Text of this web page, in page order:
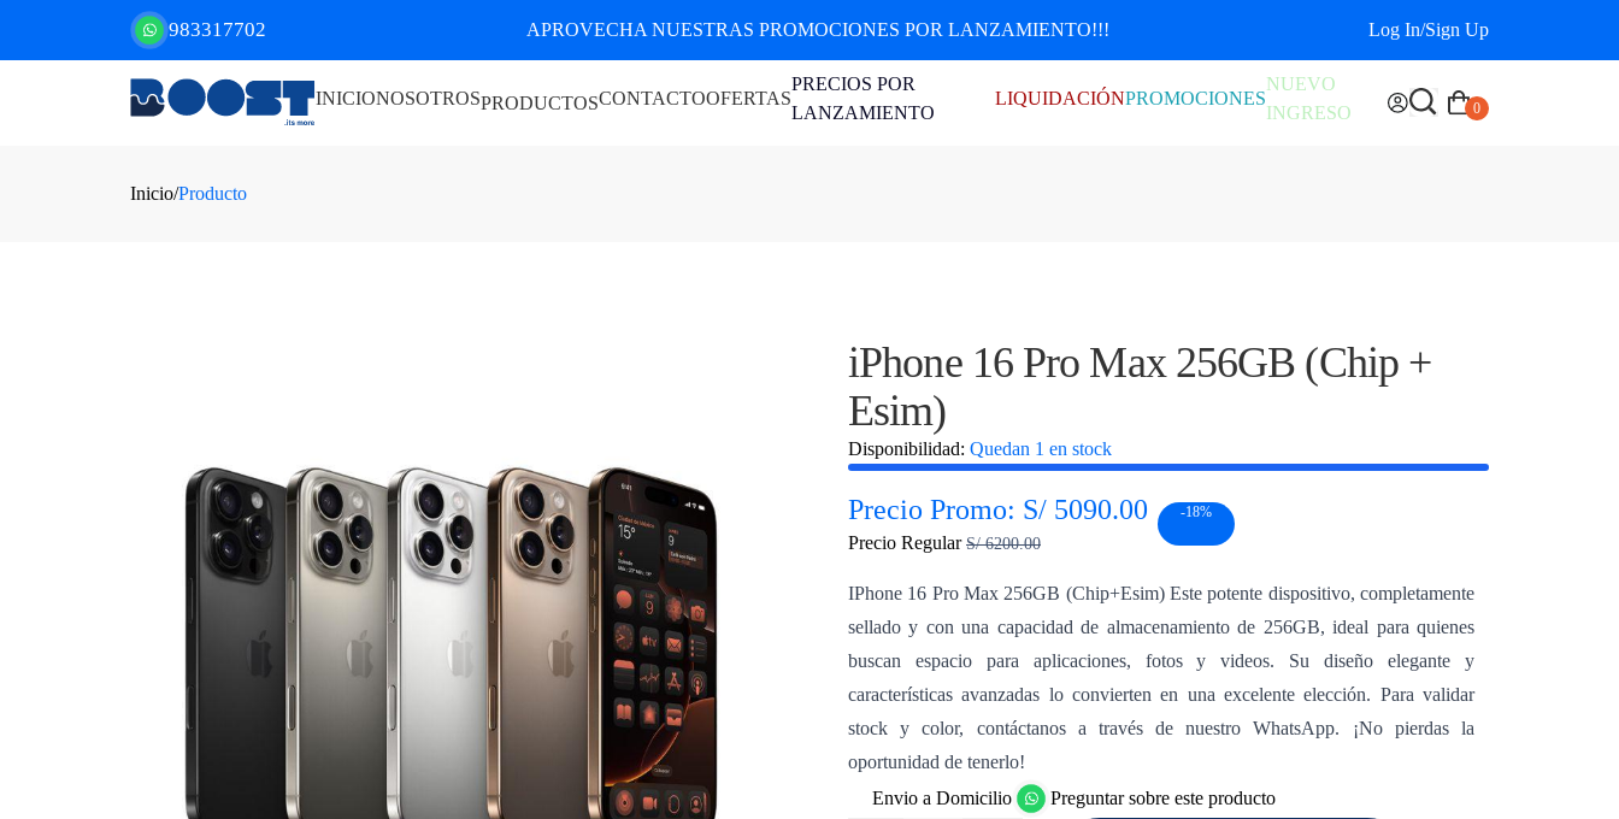
983317702 APROVECHA NUESTRAS PROMOCIONES POR LANZAMIENTO!!! Log In/Sign Up
INICIONOSOTROSPRODUCTOSCONTACTOOFERTAS
PRECIOS POR
LANZAMIENTO
LIQUIDACIÓNPROMOCIONES
NUEVO
INGRESO
0
Inicio/Producto
iPhone 16 Pro Max 256GB (Chip +
Esim)
Disponibilidad: Quedan 1 en stock
Precio Promo: S/ 5090.00
Precio Regular S/ 6200.00
-18%
IPhone 16 Pro Max 256GB (Chip+Esim) Este potente dispositivo, completamente
sellado y con una capacidad de almacenamiento de 256GB, ideal para quienes
buscan espacio para aplicaciones, fotos y videos. Su diseño elegante y
características avanzadas lo convierten en una excelente elección. Para validar
stock y color, contáctanos a través de nuestro WhatsApp. ¡No pierdas la
oportunidad de tenerlo!
Envio a Domicilio
Preguntar sobre este producto